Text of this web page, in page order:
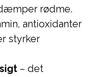
rødme.
antioxidanter
styrker
– det